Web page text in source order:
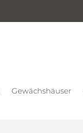
Gewächshäuser